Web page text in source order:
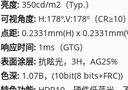
亮度: 350cd/m2（Typ.）
可视角度: H:178º,V:178º（CR≥10）
点距: 0.2331mm(H) x
响应时间: 1ms（GTG）
表面涂层: 抗眩光，3H，AG25%
色深: 1.07B，(10bit(8 bits+FRC))